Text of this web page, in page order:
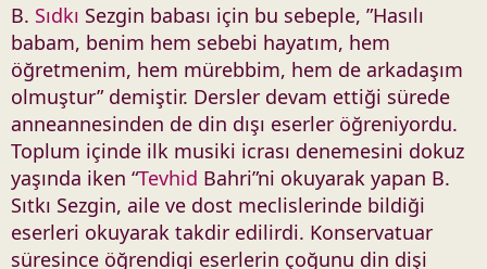
B. Sıdkı Sezgin babası için bu sebeple, ”Hasılı
babam, benim hem sebebi hayatım, hem
öğretmenim, hem mürebbim, hem de arkadaşım
olmuştur” demiştir. Dersler devam ettiği sürede
anneannesinden de din dışı eserler öğreniyordu.
Toplum içinde ilk musiki icrası denemesini dokuz
yaşında iken “Tevhid Bahri”ni okuyarak yapan B.
Sıtkı Sezgin, aile ve dost meclislerinde bildiği
eserleri okuyarak takdir edilirdi. Konservatuar
süresince öğrendigi eserlerin çoğunu din dişi